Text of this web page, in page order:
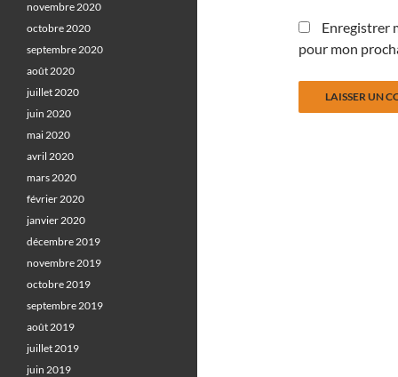
Enregistrer
pour mon
novembre 2020
octobre 2020
septembre 2020
août 2020
juillet 2020
juin 2020
mai 2020
avril 2020
mars 2020
février 2020
janvier 2020
décembre 2019
novembre 2019
octobre 2019
septembre 2019
août 2019
juillet 2019
juin 2019